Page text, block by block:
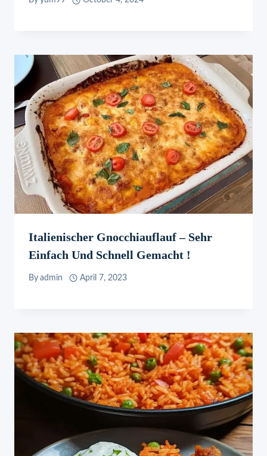
Italienischer Gnocchiauflauf – Sehr
Einfach Und Schnell Gemacht !
By admin April 7, 2023